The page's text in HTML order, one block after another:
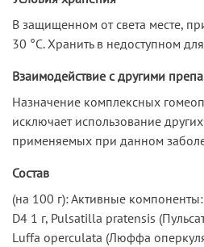
В защищенном от света месте,
30 °С. Хранить в недоступном
Взаимодействие с другими
Назначение комплексных
исключает использование
применяемых при данном
Состав
(на 100 г): Активные
D4 1 г, Pulsatilla pratensis
Luffa operculata (Люффа